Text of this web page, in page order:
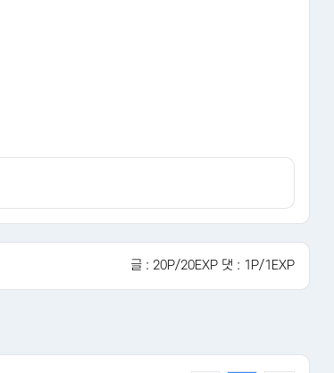
글 : 20P/20EXP 댓 : 1P/1EXP